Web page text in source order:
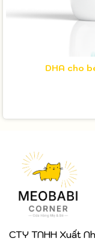
DHA cho
CTY TNHH Xuất